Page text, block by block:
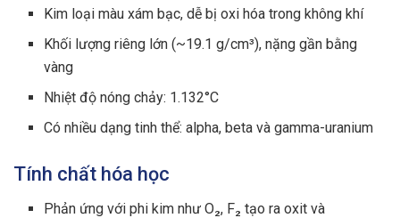
Kim loại màu xám bạc, dễ bị oxi hóa trong không khí
Khối lượng riêng lớn (~19.1 g/cm³), nặng gần bằng
vàng
Nhiệt độ nóng chảy: 1.132°C
Có nhiều dạng tinh thể: alpha, beta và gamma-uranium
Tính chất hóa học
Phản ứng với phi kim như O₂, F₂ tạo ra oxit và